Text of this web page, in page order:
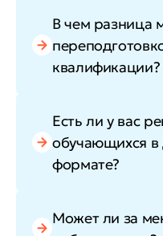
В чем разница
квалификации?
Есть ли у вас
обучающихся
формате?
Может ли за